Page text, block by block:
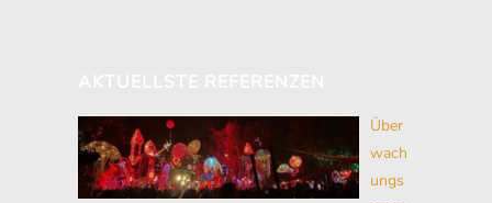
Über
wach
ungs